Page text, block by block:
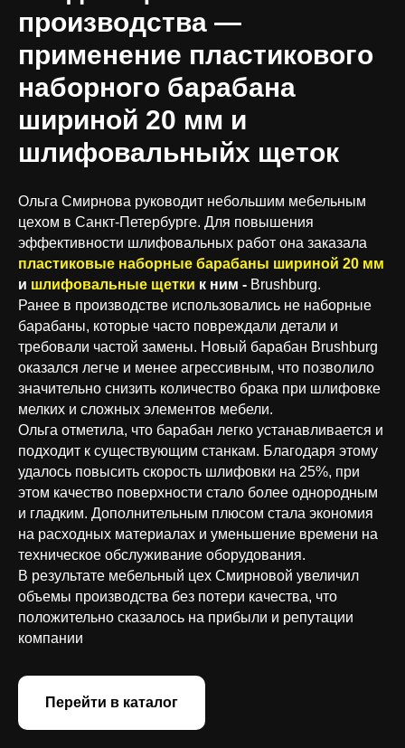
производства —
применение пластикового
наборного барабана
шириной 20 мм и
шлифовальныйх щеток
Ольга Смирнова руководит небольшим мебельным
цехом в Санкт-Петербурге. Для повышения
эффективности шлифовальных работ она заказала
пластиковые наборные барабаны шириной 20 мм
и шлифовальные щетки к ним - Brushburg.
Ранее в производстве использовались не наборные
барабаны, которые часто повреждали детали и
требовали частой замены. Новый барабан Brushburg
оказался легче и менее агрессивным, что позволило
значительно снизить количество брака при шлифовке
мелких и сложных элементов мебели.
Ольга отметила, что барабан легко устанавливается и
подходит к существующим станкам. Благодаря этому
удалось повысить скорость шлифовки на 25%, при
этом качество поверхности стало более однородным
и гладким. Дополнительным плюсом стала экономия
на расходных материалах и уменьшение времени на
техническое обслуживание оборудования.
В результате мебельный цех Смирновой увеличил
объемы производства без потери качества, что
положительно сказалось на прибыли и репутации
компании
Перейти в каталог